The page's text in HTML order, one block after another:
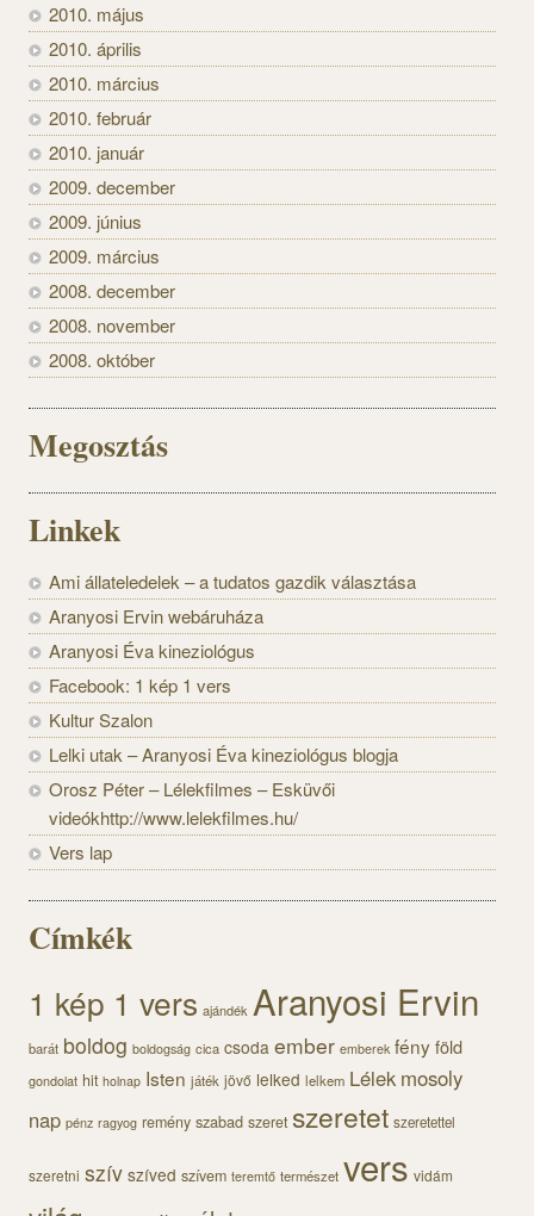
2010. május
2010. április
2010. március
2010. február
2010. január
2009. december
2009. június
2009. március
2008. december
2008. november
2008. október
Megosztás
Linkek
Ami állateledelek – a tudatos gazdik választása
Aranyosi Ervin webáruháza
Aranyosi Éva kineziológus
Facebook: 1 kép 1 vers
Kultur Szalon
Lelki utak – Aranyosi Éva kineziológus blogja
Orosz Péter – Lélekfilmes – Esküvői
videókhttp://www.lelekfilmes.hu/
Vers lap
Címkék
1 kép 1 vers ajándék Aranyosi Ervin
barát boldog boldogság cica csoda ember emberek fényföld
gondolat hit holnap Isten játék jövő lelked lelkem Lélek mosoly
nap pénz ragyog remény szabad szeret szeretet szeretettel
szeretni szív szíved szívem teremtő természet vers vidám